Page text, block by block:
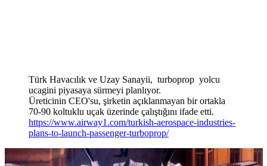
Türk Havacılık ve Uzay Sanayii, turboprop yolcu
ucagini piyasaya sürmeyi planlıyor.
Üreticinin CEO'su, şirketin açıklanmayan bir ortakla
70-90 koltuklu uçak üzerinde çalıştığını ifade etti.
https://www.airway1.com/turkish-aerospace-industries-
plans-to-launch-passenger-turboprop/